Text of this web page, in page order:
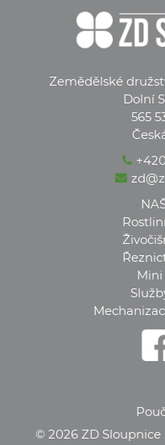
Zemědělské
Dolní
565
© 2026 ZD Sloupnice